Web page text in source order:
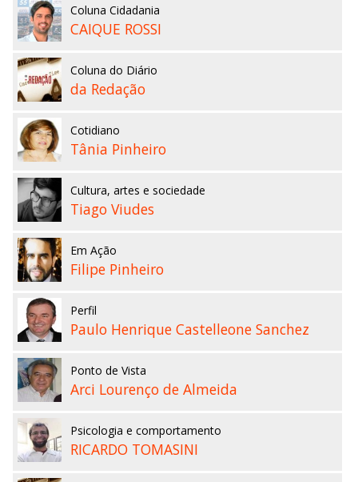
Coluna Cidadania
CAIQUE ROSSI
Coluna do Diário
da Redação
Cotidiano
Tânia Pinheiro
Cultura, artes e sociedade
Tiago Viudes
Em Ação
Filipe Pinheiro
Perfil
Paulo Henrique Castelleone Sanchez
Ponto de Vista
Arci Lourenço de Almeida
Psicologia e comportamento
RICARDO TOMASINI